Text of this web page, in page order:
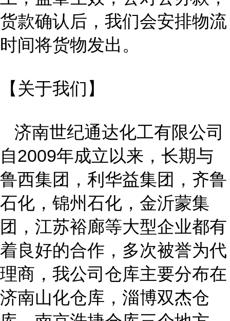
货款确认后，我们会安排物流
时间将货物发出。
【关于我们】
济南世纪通达化工有限公司
自2009年成立以来，长期与
鲁西集团，利华益集团，齐鲁
石化，锦州石化，金沂蒙集
团，江苏裕廊等大型企业都有
着良好的合作，多次被誉为代
理商，我公司仓库主要分布在
济南山化仓库，淄博双杰仓